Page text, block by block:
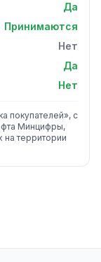
Да
Принимаются
Нет
Да
Нет
покупателей», с
Минцифры,
на территории